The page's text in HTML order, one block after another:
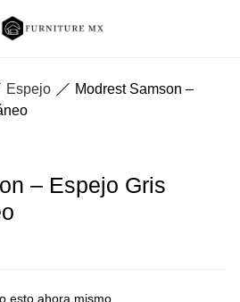
Espejo
Modrest Samson –
– Espejo Gris
esto ahora mismo